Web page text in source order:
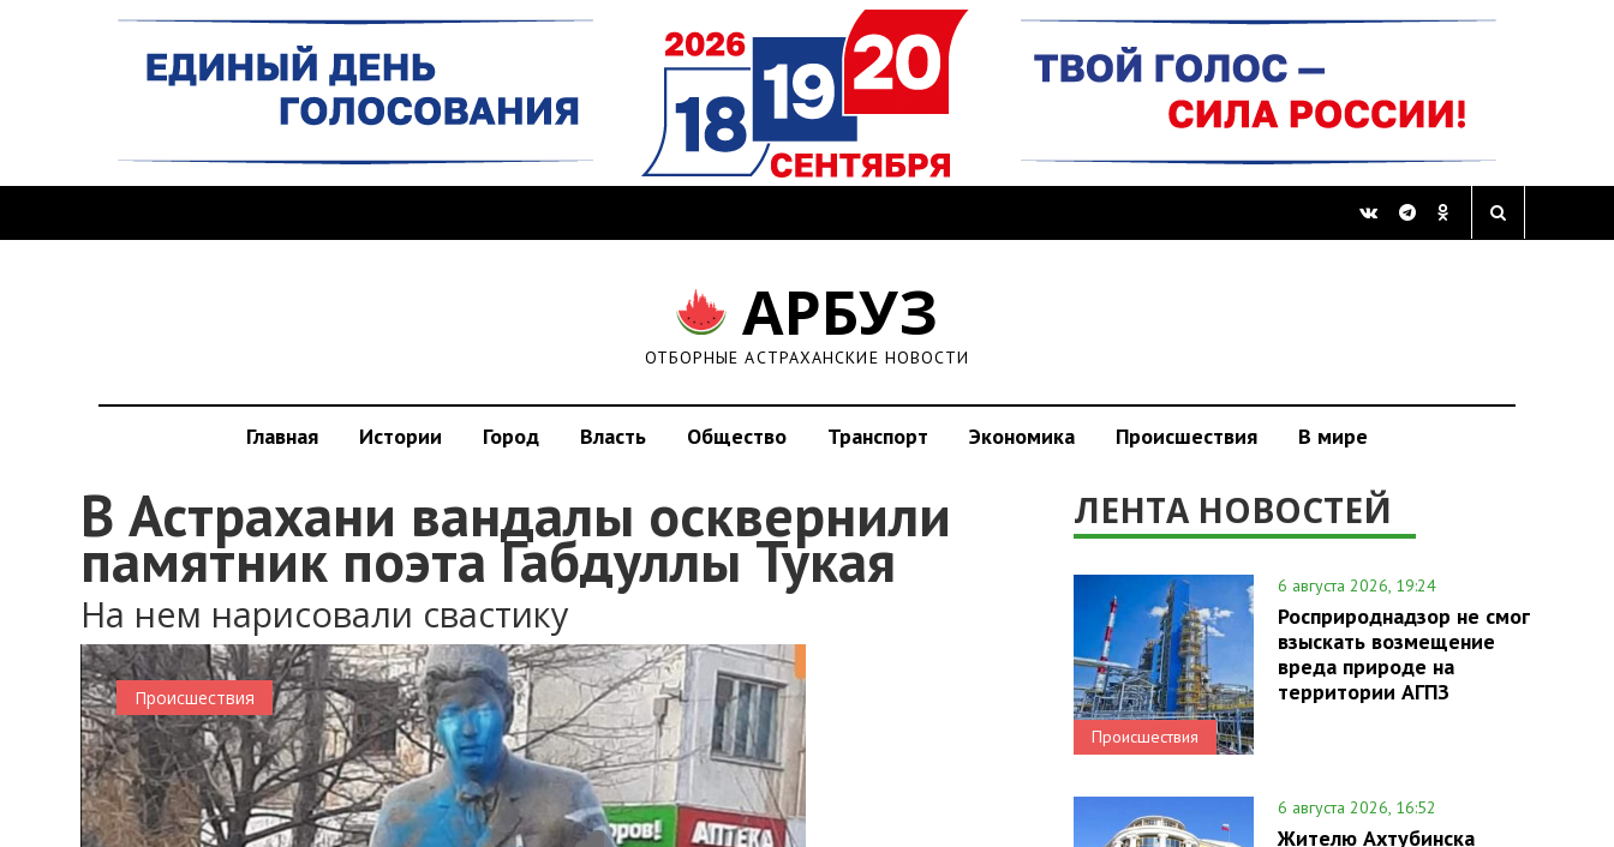
АРБУЗ
ОТБОРНЫЕ АСТРАХАНСКИЕ НОВОСТИ
Главная Истории Город Власть Общество Транспорт Экономика Происшествия В мире
В Астрахани вандалы осквернили
памятник поэта Габдуллы Тукая
На нем нарисовали свастику
Происшествия
ЛЕНТА НОВОСТЕЙ
Происшествия
6 августа 2026, 19:24
Росприроднадзор не смог
взыскать возмещение
вреда природе на
территории АГПЗ
6 августа 2026, 16:52
Жителю Ахтубинска